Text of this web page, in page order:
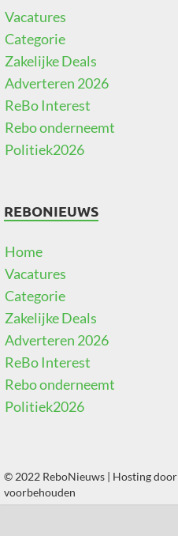
Vacatures
Categorie
Zakelijke Deals
Adverteren 2026
ReBo Interest
Rebo onderneemt
Politiek2026
REBONIEUWS
Home
Vacatures
Categorie
Zakelijke Deals
Adverteren 2026
ReBo Interest
Rebo onderneemt
Politiek2026
© 2022 ReboNieuws | Hosting door
voorbehouden